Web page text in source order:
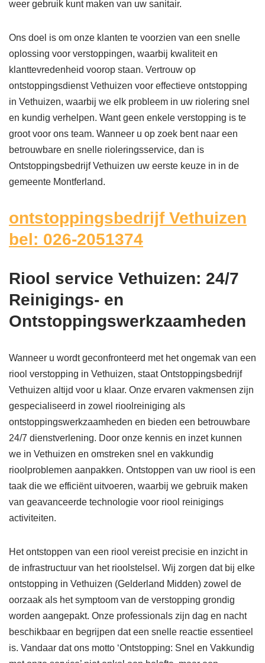
weer gebruik kunt maken van uw sanitair.
Ons doel is om onze klanten te voorzien van een snelle
oplossing voor verstoppingen, waarbij kwaliteit en
klanttevredenheid voorop staan. Vertrouw op
ontstoppingsdienst Vethuizen voor effectieve ontstopping
in Vethuizen, waarbij we elk probleem in uw riolering snel
en kundig verhelpen. Want geen enkele verstopping is te
groot voor ons team. Wanneer u op zoek bent naar een
betrouwbare en snelle rioleringsservice, dan is
Ontstoppingsbedrijf Vethuizen uw eerste keuze in in de
gemeente Montferland.
ontstoppingsbedrijf Vethuizen
bel: 026-2051374
Riool service Vethuizen: 24/7
Reinigings- en
Ontstoppingswerkzaamheden
Wanneer u wordt geconfronteerd met het ongemak van een
riool verstopping in Vethuizen, staat Ontstoppingsbedrijf
Vethuizen altijd voor u klaar. Onze ervaren vakmensen zijn
gespecialiseerd in zowel rioolreiniging als
ontstoppingswerkzaamheden en bieden een betrouwbare
24/7 dienstverlening. Door onze kennis en inzet kunnen
we in Vethuizen en omstreken snel en vakkundig
rioolproblemen aanpakken. Ontstoppen van uw riool is een
taak die we efficiënt uitvoeren, waarbij we gebruik maken
van geavanceerde technologie voor riool reinigings
activiteiten.
Het ontstoppen van een riool vereist precisie en inzicht in
de infrastructuur van het rioolstelsel. Wij zorgen dat bij elke
ontstopping in Vethuizen (Gelderland Midden) zowel de
oorzaak als het symptoom van de verstopping grondig
worden aangepakt. Onze professionals zijn dag en nacht
beschikbaar en begrijpen dat een snelle reactie essentieel
is. Vandaar dat ons motto ‘Ontstopping: Snel en Vakkundig